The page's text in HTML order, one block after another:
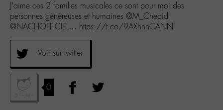
J’aime ces 2 familles musicales ce sont pour moi des
personnes généreuses et humaines @M_Chedid
@NACHOFFICIEL… https://t.co/9AXhnnCANN
Voir sur twitter
0